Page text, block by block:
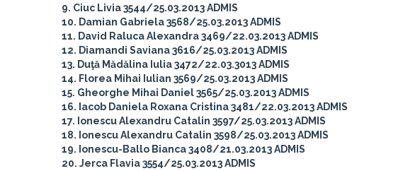
9. Ciuc Livia 3544/25.03.2013 ADMIS
10. Damian Gabriela 3568/25.03.2013 ADMIS
11. David Raluca Alexandra 3469/22.03.2013 ADMIS
12. Diamandi Saviana 3616/25.03.2013 ADMIS
13. Duţă Mădălina Iulia 3472/22.03.3013 ADMIS
14. Florea Mihai Iulian 3569/25.03.2013 ADMIS
15. Gheorghe Mihai Daniel 3565/25.03.2013 ADMIS
16. Iacob Daniela Roxana Cristina 3481/22.03.2013 ADMIS
17. Ionescu Alexandru Catalin 3597/25.03.2013 ADMIS
18. Ionescu Alexandru Catalin 3598/25.03.2013 ADMIS
19. Ionescu-Ballo Bianca 3408/21.03.2013 ADMIS
20. Jerca Flavia 3554/25.03.2013 ADMIS